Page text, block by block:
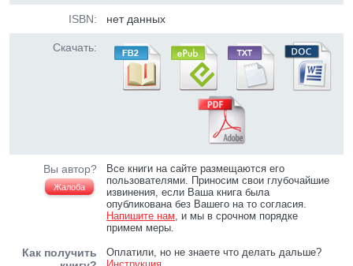
ISBN: нет данных
Скачать:
Вы автор?
Жалоба
Все книги на сайте размещаются его
пользователями. Приносим свои глубочайшие
извинения, если Ваша книга была
опубликована без Вашего на то согласия.
Напишите нам, и мы в срочном порядке
примем меры.
Как получить
Оплатили, но не знаете что делать дальше?